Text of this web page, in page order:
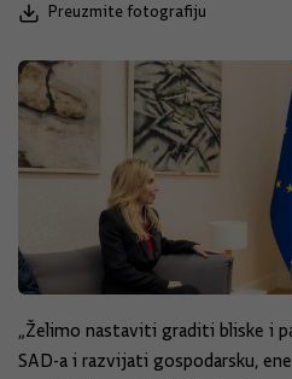
Preuzmite fotografiju
„Želimo nastaviti graditi bliske i
SAD-a i razvijati gospodarsku,